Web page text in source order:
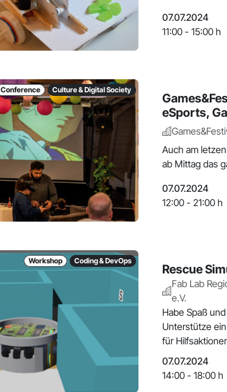
07.07.2024
11:00 - 15:00 h
Conference Culture & Digital Society
eSports,
Auch am
ab Mittag das
07.07.2024
12:00 - 21:00 h
Workshop Coding & DevOps
Rescue
Fab Lab
e.V.
Habe Spaß
Unterstütze
für
07.07.2024
14:00 - 18:00 h